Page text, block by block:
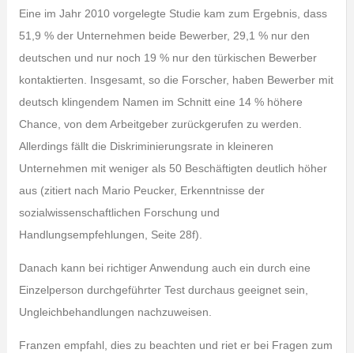
Eine im Jahr 2010 vorgelegte Studie kam zum Ergebnis, dass
51,9 % der Unternehmen beide Bewerber, 29,1 % nur den
deutschen und nur noch 19 % nur den türkischen Bewerber
kontaktierten. Insgesamt, so die Forscher, haben Bewerber mit
deutsch klingendem Namen im Schnitt eine 14 % höhere
Chance, von dem Arbeitgeber zurückgerufen zu werden.
Allerdings fällt die Diskriminierungsrate in kleineren
Unternehmen mit weniger als 50 Beschäftigten deutlich höher
aus (zitiert nach Mario Peucker, Erkenntnisse der
sozialwissenschaftlichen Forschung und
Handlungsempfehlungen, Seite 28f).
Danach kann bei richtiger Anwendung auch ein durch eine
Einzelperson durchgeführter Test durchaus geeignet sein,
Ungleichbehandlungen nachzuweisen.
Franzen empfahl, dies zu beachten und riet er bei Fragen zum